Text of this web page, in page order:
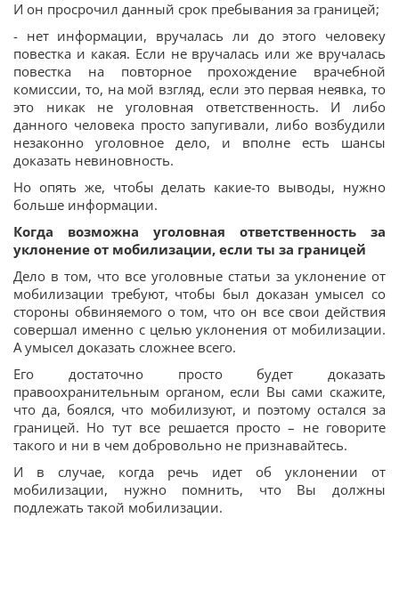
И он просрочил данный срок пребывания за границей;
- нет информации, вручалась ли до этого человеку
повестка и какая. Если не вручалась или же вручалась
повестка на повторное прохождение врачебной
комиссии, то, на мой взгляд, если это первая неявка, то
это никак не уголовная ответственность. И либо
данного человека просто запугивали, либо возбудили
незаконно уголовное дело, и вполне есть шансы
доказать невиновность.
Но опять же, чтобы делать какие-то выводы, нужно
больше информации.
Когда возможна уголовная ответственность за
уклонение от мобилизации, если ты за границей
Дело в том, что все уголовные статьи за уклонение от
мобилизации требуют, чтобы был доказан умысел со
стороны обвиняемого о том, что он все свои действия
совершал именно с целью уклонения от мобилизации.
А умысел доказать сложнее всего.
Его достаточно просто будет доказать
правоохранительным органом, если Вы сами скажите,
что да, боялся, что мобилизуют, и поэтому остался за
границей. Но тут все решается просто – не говорите
такого и ни в чем добровольно не признавайтесь.
И в случае, когда речь идет об уклонении от
мобилизации, нужно помнить, что Вы должны
подлежать такой мобилизации.